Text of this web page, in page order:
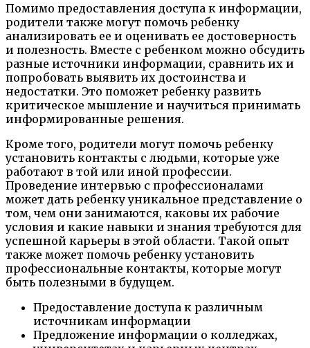
Помимо предоставления доступа к информации,
родители также могут помочь ребенку
анализировать ее и оценивать ее достоверность
и полезность. Вместе с ребенком можно обсудить
разные источники информации, сравнить их и
попробовать выявить их достоинства и
недостатки. Это поможет ребенку развить
критическое мышление и научиться принимать
информированные решения.
Кроме того, родители могут помочь ребенку
установить контакты с людьми, которые уже
работают в той или иной профессии.
Проведение интервью с профессионалами
может дать ребенку уникальное представление о
том, чем они занимаются, каковы их рабочие
условия и какие навыки и знания требуются для
успешной карьеры в этой области. Такой опыт
также может помочь ребенку установить
профессиональные контакты, которые могут
быть полезными в будущем.
Предоставление доступа к различным
источникам информации
Предложение информации о колледжах,